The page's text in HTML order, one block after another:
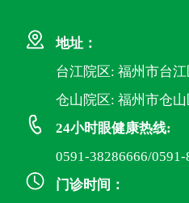
地址：
台江院区: 福州市台
仓山院区: 福州市仓
24小时眼健康热线:
0591-38286666/0591-
门诊时间：